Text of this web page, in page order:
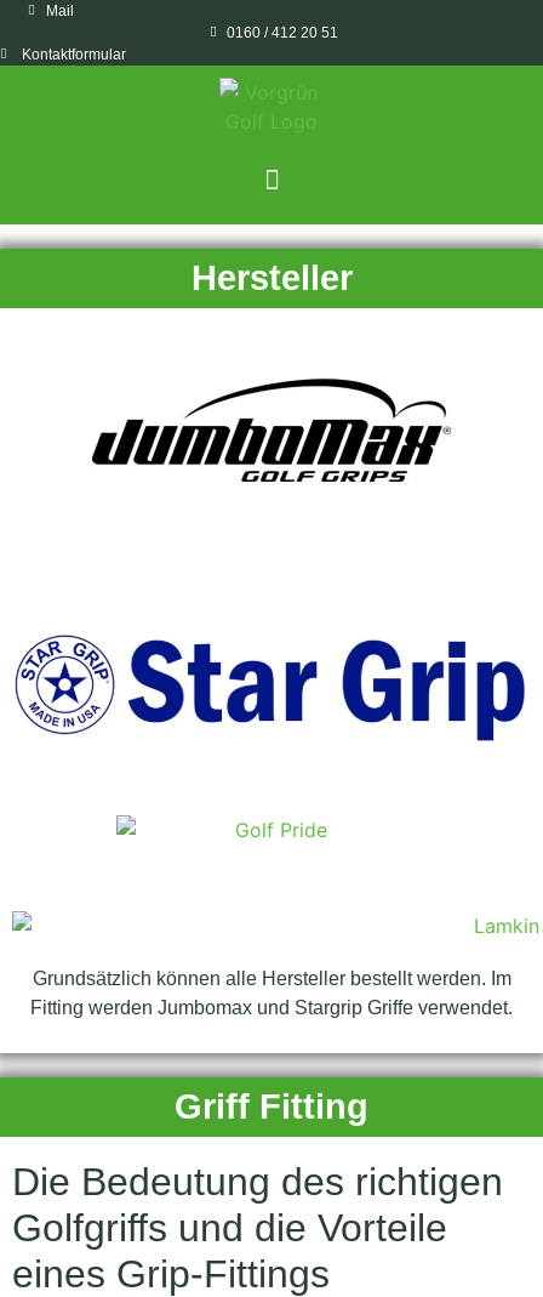
Mail
0160 / 412 20 51
Kontaktformular
Hersteller
Grundsätzlich können alle Hersteller bestellt werden. Im
Fitting werden Jumbomax und Stargrip Griffe verwendet.
Griff Fitting
Die Bedeutung des richtigen
Golfgriffs und die Vorteile
eines Grip-Fittings